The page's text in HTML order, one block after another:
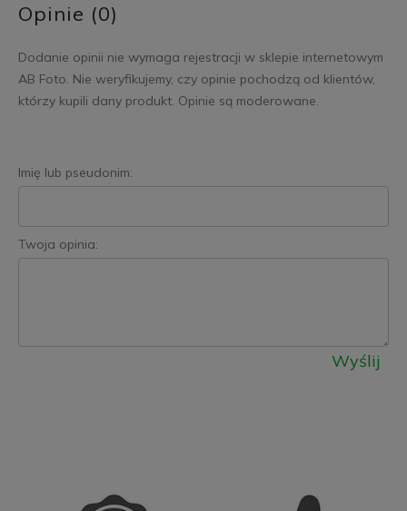
Opinie (0)
Dodanie opinii nie wymaga rejestracji w sklepie internetowym
AB Foto. Nie weryfikujemy, czy opinie pochodzą od klientów,
którzy kupili dany produkt. Opinie są moderowane.
Imię lub pseudonim:
Twoja opinia:
Wyślij